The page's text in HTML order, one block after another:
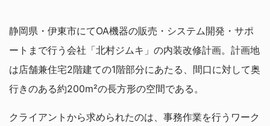
静岡県・伊東市にてOA機器の販売・システム開発・サポ
ートまで行う会社「北村ジムキ」の内装改修計画。計画地
は店舗兼住宅2階建ての1階部分にあたる、間口に対して奥
行きのある約200m²の長方形の空間である。
クライアントから求められたのは、事務作業を行うワーク